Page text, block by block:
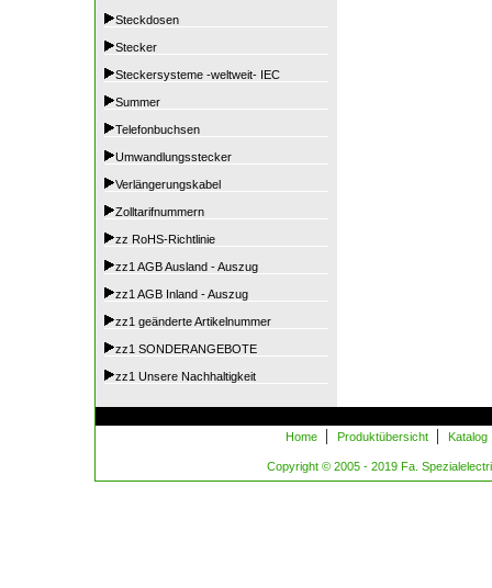
Steckdosen
Stecker
Steckersysteme -weltweit- IEC
Summer
Telefonbuchsen
Umwandlungsstecker
Verlängerungskabel
Zolltarifnummern
zz RoHS-Richtlinie
zz1 AGB Ausland - Auszug
zz1 AGB Inland - Auszug
zz1 geänderte Artikelnummer
zz1 SONDERANGEBOTE
zz1 Unsere Nachhaltigkeit
Home | Produktübersicht | Katalog
Copyright © 2005 - 2019 Fa.